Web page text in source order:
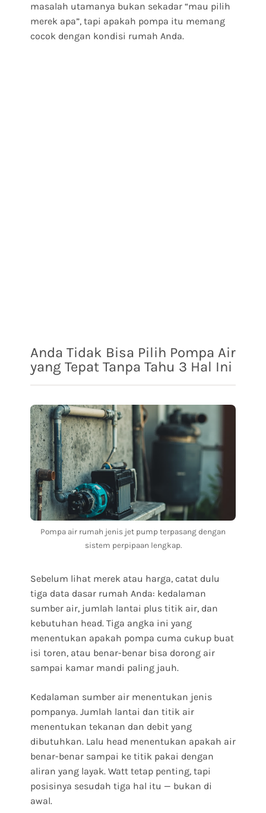
masalah utamanya bukan sekadar “mau pilih
merek apa”, tapi apakah pompa itu memang
cocok dengan kondisi rumah Anda.
Anda Tidak Bisa Pilih Pompa Air
yang Tepat Tanpa Tahu 3 Hal Ini
Pompa air rumah jenis jet pump terpasang dengan
sistem perpipaan lengkap.
Sebelum lihat merek atau harga, catat dulu
tiga data dasar rumah Anda: kedalaman
sumber air, jumlah lantai plus titik air, dan
kebutuhan head. Tiga angka ini yang
menentukan apakah pompa cuma cukup buat
isi toren, atau benar-benar bisa dorong air
sampai kamar mandi paling jauh.
Kedalaman sumber air menentukan jenis
pompanya. Jumlah lantai dan titik air
menentukan tekanan dan debit yang
dibutuhkan. Lalu head menentukan apakah air
benar-benar sampai ke titik pakai dengan
aliran yang layak. Watt tetap penting, tapi
posisinya sesudah tiga hal itu — bukan di
awal.